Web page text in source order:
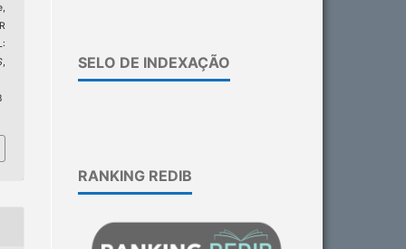
,
SELO DE INDEXAÇÃO
RANKING REDIB